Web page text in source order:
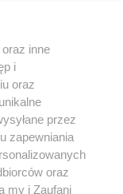
inne
i
oraz
przez
zapewniania
oraz
my i Zaufani